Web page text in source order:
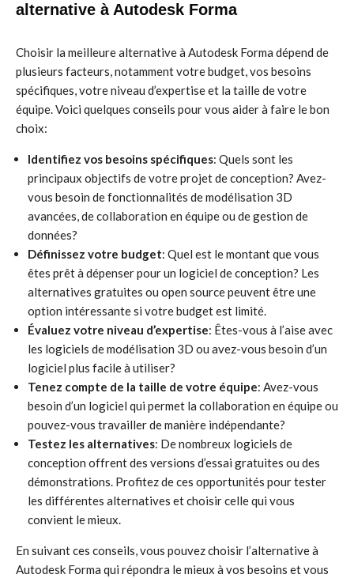
alternative à Autodesk Forma
Choisir la meilleure alternative à Autodesk Forma dépend de
plusieurs facteurs, notamment votre budget, vos besoins
spécifiques, votre niveau d’expertise et la taille de votre
équipe. Voici quelques conseils pour vous aider à faire le bon
choix:
Identifiez vos besoins spécifiques: Quels sont les
principaux objectifs de votre projet de conception? Avez-
vous besoin de fonctionnalités de modélisation 3D
avancées, de collaboration en équipe ou de gestion de
données?
Définissez votre budget: Quel est le montant que vous
êtes prêt à dépenser pour un logiciel de conception? Les
alternatives gratuites ou open source peuvent être une
option intéressante si votre budget est limité.
Évaluez votre niveau d’expertise: Êtes-vous à l’aise avec
les logiciels de modélisation 3D ou avez-vous besoin d’un
logiciel plus facile à utiliser?
Tenez compte de la taille de votre équipe: Avez-vous
besoin d’un logiciel qui permet la collaboration en équipe ou
pouvez-vous travailler de manière indépendante?
Testez les alternatives: De nombreux logiciels de
conception offrent des versions d’essai gratuites ou des
démonstrations. Profitez de ces opportunités pour tester
les différentes alternatives et choisir celle qui vous
convient le mieux.
En suivant ces conseils, vous pouvez choisir l’alternative à
Autodesk Forma qui répondra le mieux à vos besoins et vous